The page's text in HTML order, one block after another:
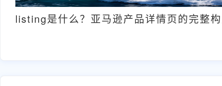
listing是什么？亚马逊产品详情页的完整